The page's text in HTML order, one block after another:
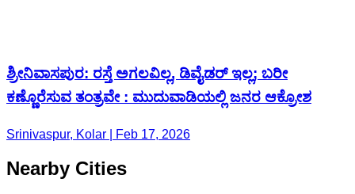
ಶ್ರೀನಿವಾಸಪುರ: ರಸ್ತೆ ಅಗಲವಿಲ್ಲ, ಡಿವೈಡರ್ ಇಲ್ಲ; ಬರೀ
ಕಣ್ಣೊರೆಸುವ ತಂತ್ರವೇ : ಮುದುವಾಡಿಯಲ್ಲಿ ಜನರ ಆಕ್ರೋಶ
Srinivaspur, Kolar | Feb 17, 2026
Nearby Cities